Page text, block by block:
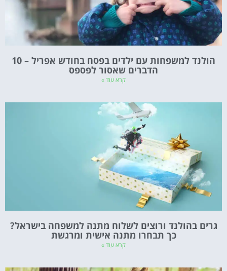
הולנד למשפחות עם ילדים בפסח בחודש אפריל – 10
הדברים שאסור לפספס
קרא עוד »
גרים בהולנד ורוצים לשלוח מתנה למשפחה בישראל?
כך תבחרו מתנה אישית ומרגשת
קרא עוד »